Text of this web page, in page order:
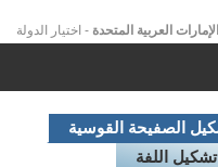
الإمارات العربية المتحدة - اختيار الدولة
الصفيحة القوسية
تشكيل اللفة